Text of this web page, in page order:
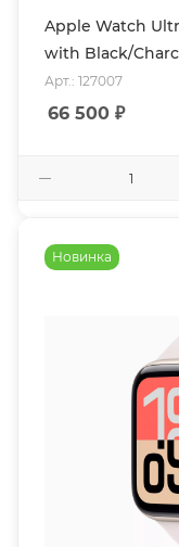
Apple Watch
with Black/
Арт.: 127007
66 500 ₽
Новинка